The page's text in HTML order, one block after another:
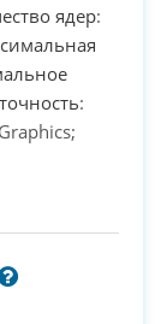
ядер:
: